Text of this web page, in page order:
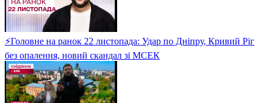
⚡Головне на ранок 22 листопада: Удар по Дніпру, Кривий Ріг
без опалення, новий скандал зі МСЕК